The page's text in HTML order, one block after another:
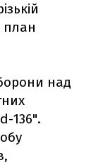
план
над
136".